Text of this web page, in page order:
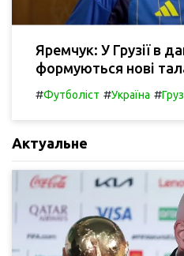
Яремчук: У Грузії в
формуються нові
#Футболіст #Україна #
Актуальне